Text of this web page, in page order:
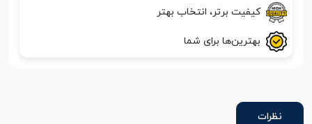
کیفیت برتر، انتخاب بهتر
بهترین‌ها برای شما
نظرات